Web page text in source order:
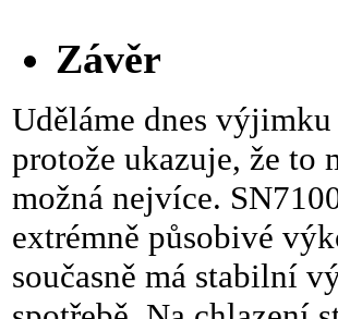
Závěr
Uděláme dnes
protože ukazuje, že to
možná nejvíce.
extrémně působivé
současně má stabilní